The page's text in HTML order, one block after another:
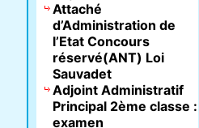
Attaché
d’Administration de
l’Etat Concours
réservé(ANT) Loi
Sauvadet
Adjoint Administratif
Principal 2ème classe :
examen